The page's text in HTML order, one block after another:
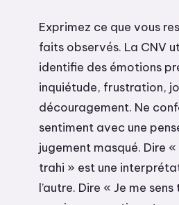
Exprimez ce que vous
faits observés. La CNV
identifie des émotions
inquiétude, frustration,
découragement. Ne
sentiment avec une
jugement masqué. Dire «
trahi » est une
l’autre. Dire « Je me